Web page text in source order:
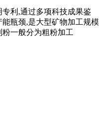
利,通过多项科技成果鉴
瓶颈,是大型矿物加工规模
一般分为粗粉加工